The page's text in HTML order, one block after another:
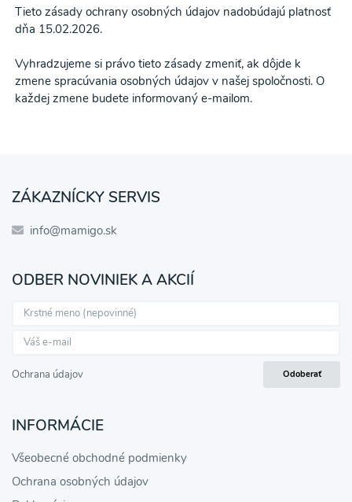
Tieto zásady ochrany osobných údajov nadobúdajú platnosť
dňa 15.02.2026.
Vyhradzujeme si právo tieto zásady zmeniť, ak dôjde k
zmene spracúvania osobných údajov v našej spoločnosti. O
každej zmene budete informovaný e-mailom.
ZÁKAZNÍCKY SERVIS
info@mamigo.sk
ODBER NOVINIEK A AKCIÍ
Ochrana údajov Odoberať
INFORMÁCIE
Všeobecné obchodné podmienky
Ochrana osobných údajov